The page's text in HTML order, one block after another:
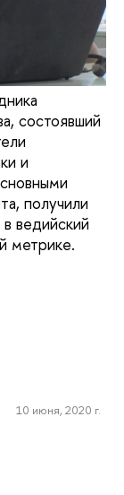
состоявший
и
получили
ведийский
метрике.
10 июня, 2020 г.